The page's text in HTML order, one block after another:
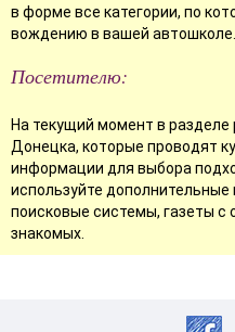
в форме все категории, по
вождению в вашей автошколе.
Посетителю:
На текущий момент в
Донецка, которые проводят
информации для выбора
используйте
поисковые системы, газеты с
знакомых.